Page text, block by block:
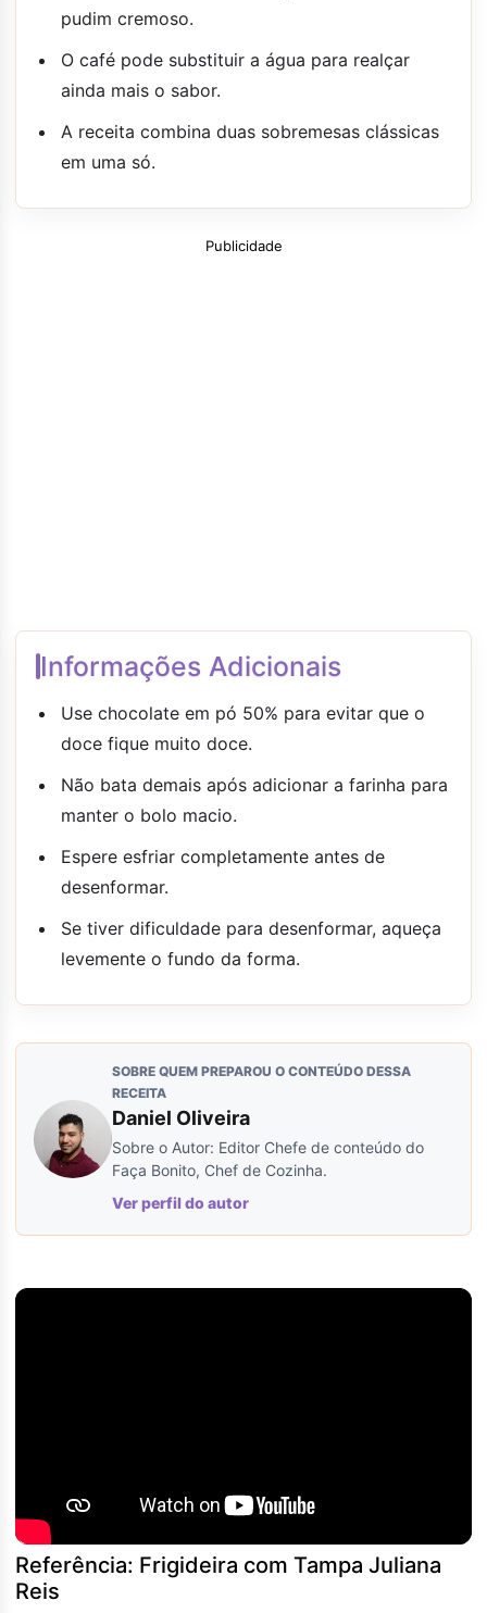
pudim cremoso.
O café pode substituir a água para realçar
ainda mais o sabor.
A receita combina duas sobremesas clássicas
em uma só.
Publicidade
Informações Adicionais
Use chocolate em pó 50% para evitar que o
doce fique muito doce.
Não bata demais após adicionar a farinha para
manter o bolo macio.
Espere esfriar completamente antes de
desenformar.
Se tiver dificuldade para desenformar, aqueça
levemente o fundo da forma.
SOBRE QUEM PREPAROU O CONTEÚDO DESSA
RECEITA
Daniel Oliveira
Sobre o Autor: Editor Chefe de conteúdo do
Faça Bonito, Chef de Cozinha.
Ver perfil do autor
Referência: Frigideira com Tampa Juliana
Reis